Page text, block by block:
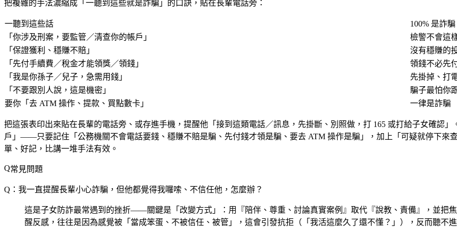
把複雜的手法濃縮成「一聽到這些就是詐騙」的口訣，貼在長輩電話旁：
一聽到這些話
100% 是詐騙
「你涉及刑案，要監管／清查你的帳戶」
檢警不會這
「保證獲利、穩賺不賠」
沒有穩賺的
「先付手續費／稅金才能領獎／領錢」
領錢不必先
「我是你孫子／兒子，急需用錢」
先掛掉、打
「不要跟別人說，這是機密」
騙子最怕你
要你「去 ATM 操作、提款、買點數卡」
一律是詐騙
把這張表印出來貼在長輩的電話旁、或存進手機，提醒他「接到這類電話／訊息，先掛斷、別照做，打 165 或打給子女確認
戶」——只要記住「公務機關不會電話要錢、穩賺不賠是騙、先付錢才領是騙、要去 ATM 操作是騙」，加上「可疑就停下來
單、好記，比講一堆手法有效。
常見問題
Q：我一直提醒長輩小心詐騙，但他都覺得我囉嗦、不信任他，怎麼辦？
這是子女防詐最常遇到的挫折——關鍵是「改變方式」：用『陪伴、尊重、討論真實案例』取代『說教、責備』，並把
醒反感，往往是因為感覺被「當成笨蛋、不被信任、被管」，這會引發抗拒（「我活這麼久了還不懂？」），反而聽不